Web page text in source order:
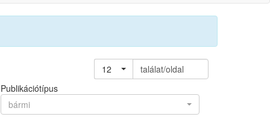
12
találat/oldal
Publikációtípus
bármi